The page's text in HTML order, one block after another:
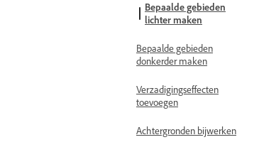
Bepaalde gebieden
lichter maken
Bepaalde gebieden
donkerder maken
Verzadigingseffecten
toevoegen
Achtergronden bijwerken